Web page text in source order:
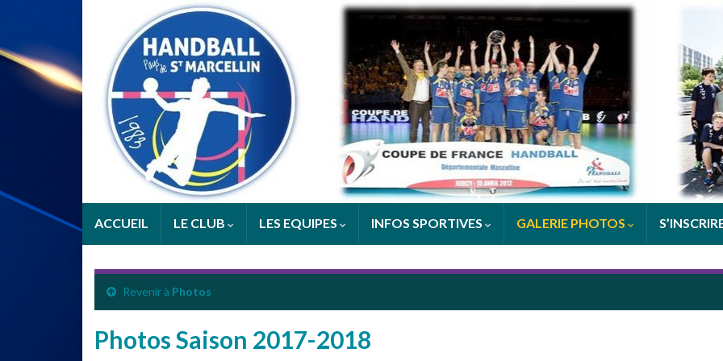
ACCUEIL LE CLUB LES EQUIPES INFOS SPORTIVES GALERIE PHOTOS
Revenir à Photos
Photos Saison 2017-2018